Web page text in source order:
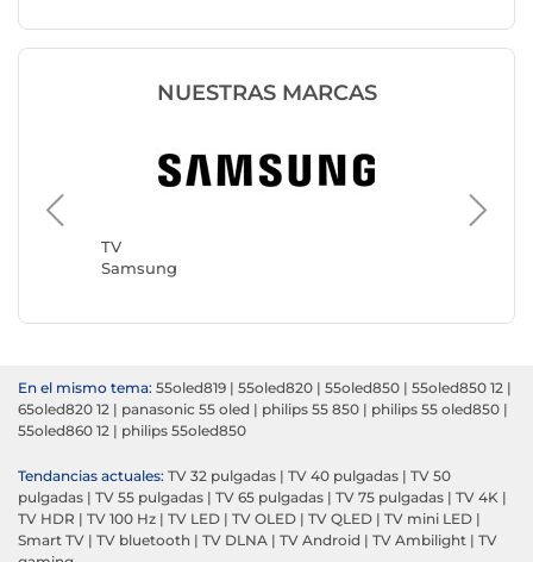
NUESTRAS MARCAS
TV
Samsung
En el mismo tema: 55oled819 | 55oled820 | 55oled850 | 55oled850 12 |
65oled820 12 | panasonic 55 oled | philips 55 850 | philips 55 oled850 |
55oled860 12 | philips 55oled850
Tendancias actuales: TV 32 pulgadas | TV 40 pulgadas | TV 50
pulgadas | TV 55 pulgadas | TV 65 pulgadas | TV 75 pulgadas | TV 4K |
TV HDR | TV 100 Hz | TV LED | TV OLED | TV QLED | TV mini LED |
Smart TV | TV bluetooth | TV DLNA | TV Android | TV Ambilight | TV